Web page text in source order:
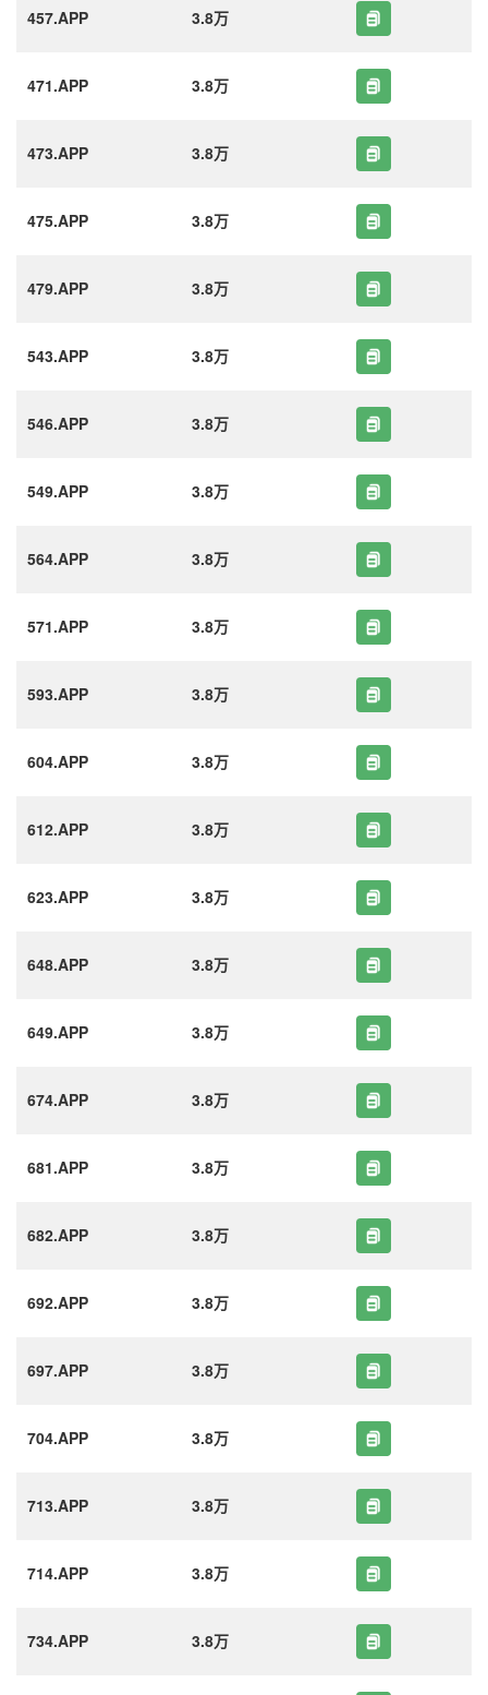
457.APP 3.8万
471.APP 3.8万
473.APP 3.8万
475.APP 3.8万
479.APP 3.8万
543.APP 3.8万
546.APP 3.8万
549.APP 3.8万
564.APP 3.8万
571.APP 3.8万
593.APP 3.8万
604.APP 3.8万
612.APP 3.8万
623.APP 3.8万
648.APP 3.8万
649.APP 3.8万
674.APP 3.8万
681.APP 3.8万
682.APP 3.8万
692.APP 3.8万
697.APP 3.8万
704.APP 3.8万
713.APP 3.8万
714.APP 3.8万
734.APP 3.8万